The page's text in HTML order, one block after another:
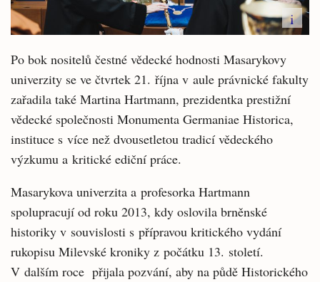
i
Po bok nositelů čestné vědecké hodnosti Masarykovy
univerzity se ve čtvrtek 21. října v aule právnické fakulty
zařadila také Martina Hartmann, prezidentka prestižní
vědecké společnosti Monumenta Germaniae Historica,
instituce s více než dvousetletou tradicí vědeckého
výzkumu a kritické ediční práce.
Masarykova univerzita a profesorka Hartmann
spolupracují od roku 2013, kdy oslovila brněnské
historiky v souvislosti s přípravou kritického vydání
rukopisu Milevské kroniky z počátku 13. století.
V dalším roce přijala pozvání, aby na půdě Historického